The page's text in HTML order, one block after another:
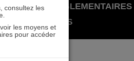
RÉGLEMENTAIRES
LÉGALES
consultez les
les moyens et
pour accéder